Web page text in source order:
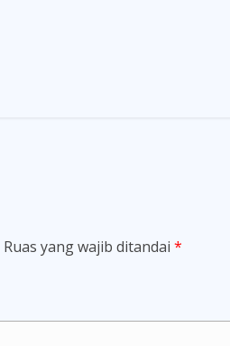
Ruas yang wajib ditandai *